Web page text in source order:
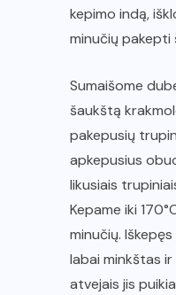
kepimo indą,
minučių pakepti
Sumaišome
šaukštą
pakepusių
apkepusius
likusiais
Kepame iki
minučių.
labai minkštas
atvejais jis